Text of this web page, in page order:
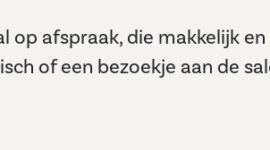
op afspraak, die makkelijk
of een bezoekje aan de